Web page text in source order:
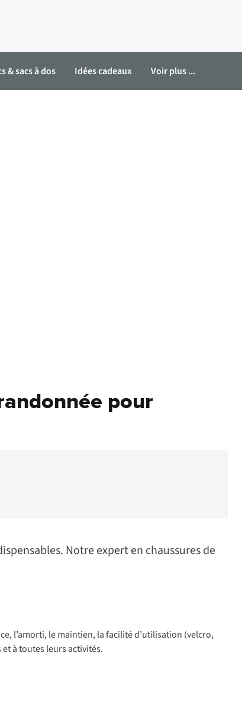
& sacs à dos Idées cadeaux Voir plus ...
pour
Notre expert en chaussures de
l’amorti, le maintien, la facilité d’utilisation (velcro,
à toutes leurs activités.